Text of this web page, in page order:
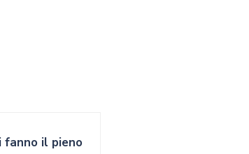
fanno il pieno